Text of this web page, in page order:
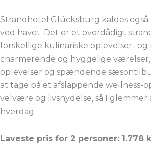
Strandhotel Glücksburg kaldes
ved havet. Det er et overdådigt
forskellige kulinariske oplevelser-
charmerende og hyggelige
oplevelser og spændende
at tage på et afslappende wellness-
velvære og livsnydelse, så I glemmer
hverdag.
Laveste pris for 2 personer: 1.778